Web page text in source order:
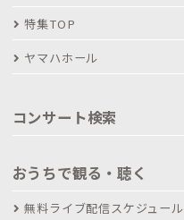
特集TOP
ヤマハホール
コンサート検索
おうちで観る・聴く
無料ライブ配信スケジュール